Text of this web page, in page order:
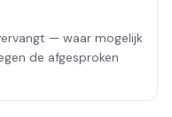
— waar mogelijk
de afgesproken